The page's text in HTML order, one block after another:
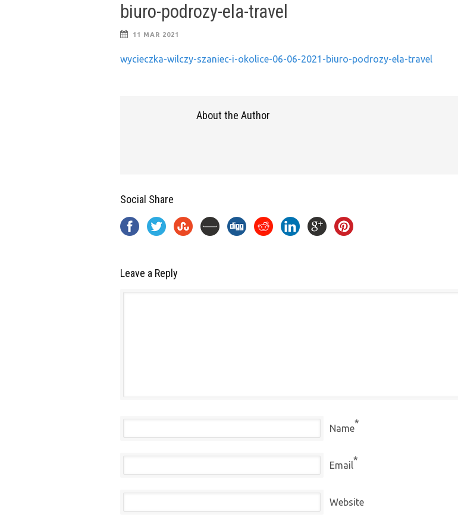
biuro-podrozy-ela-travel
11 MAR 2021
wycieczka-wilczy-szaniec-i-okolice-06-06-2021-biuro-podrozy-ela-travel
About the Author
Social Share
Leave a Reply
Name*
Email*
Website